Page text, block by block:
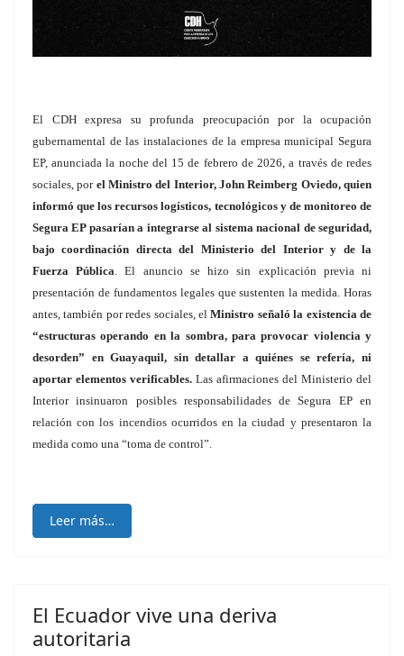
El CDH expresa su profunda preocupación por la ocupación
gubernamental de las instalaciones de la empresa municipal Segura
EP, anunciada la noche del 15 de febrero de 2026, a través de redes
sociales, por el Ministro del Interior, John Reimberg Oviedo, quien
informó que los recursos logísticos, tecnológicos y de monitoreo de
Segura EP pasarían a integrarse al sistema nacional de seguridad,
bajo coordinación directa del Ministerio del Interior y de la
Fuerza Pública. El anuncio se hizo sin explicación previa ni
presentación de fundamentos legales que sustenten la medida. Horas
antes, también por redes sociales, elMinistro señaló la existencia de
“estructuras operando en la sombra, para provocar violencia y
desorden” en Guayaquil, sin detallar a quiénes se refería, ni
aportar elementos verificables. Las afirmaciones del Ministerio del
Interior insinuaron posibles responsabilidades de Segura EP en
relación con los incendios ocurridos en la ciudad y presentaron la
medida como una “toma de control”.
Leer más…
El Ecuador vive una deriva
autoritaria